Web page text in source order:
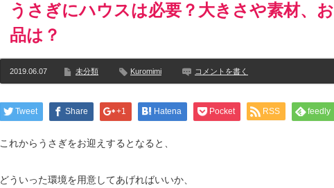
うさぎにハウスは必要？大きさや素材、
品は？
2019.06.07 未分類 Kuromimi コメントを書く
Tweet Share +1 Hatena Pocket RSS feedly
これからうさぎをお迎えするとなると、
どういった環境を用意してあげればいいか、